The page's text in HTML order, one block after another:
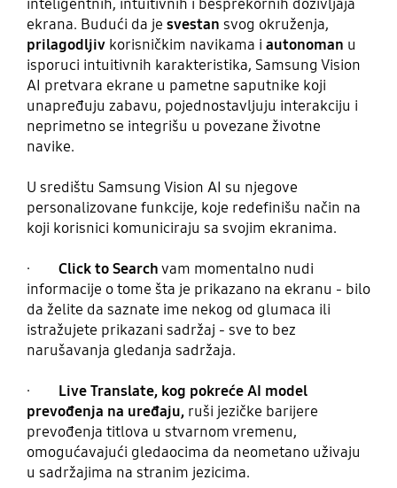
inteligentnih, intuitivnih i besprekornih doživljaja
ekrana. Budući da je svestan svog okruženja,
prilagodljivkorisničkim navikama i autonoman u
isporuci intuitivnih karakteristika, Samsung Vision
AI pretvara ekrane u pametne saputnike koji
unapređuju zabavu, pojednostavljuju interakciju i
neprimetno se integrišu u povezane životne
navike.
U središtu Samsung Vision AI su njegove
personalizovane funkcije, koje redefinišu način na
koji korisnici komuniciraju sa svojim ekranima.
· Click to Searchvam momentalno nudi
informacije o tome šta je prikazano na ekranu - bilo
da želite da saznate ime nekog od glumaca ili
istražujete prikazani sadržaj - sve to bez
narušavanja gledanja sadržaja.
· Live Translate, kog pokreće AI model
prevođenja na uređaju, ruši jezičke barijere
prevođenja titlova u stvarnom vremenu,
omogućavajući gledaocima da neometano uživaju
u sadržajima na stranim jezicima.